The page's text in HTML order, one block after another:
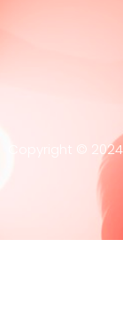
Copyright ©